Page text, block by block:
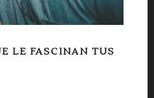
LE FASCINAN TUS